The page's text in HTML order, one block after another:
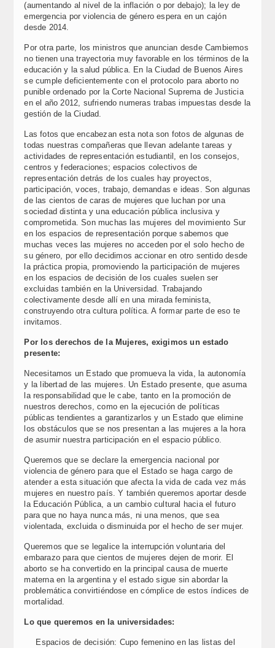
(aumentando al nivel de la inflación o por debajo); la ley de
emergencia por violencia de género espera en un cajón
desde 2014.
Por otra parte, los ministros que anuncian desde Cambiemos
no tienen una trayectoria muy favorable en los términos de la
educación y la salud pública. En la Ciudad de Buenos Aires
se cumple deficientemente con el protocolo para aborto no
punible ordenado por la Corte Nacional Suprema de Justicia
en el año 2012, sufriendo numeras trabas impuestas desde la
gestión de la Ciudad.
Las fotos que encabezan esta nota son fotos de algunas de
todas nuestras compañeras que llevan adelante tareas y
actividades de representación estudiantil, en los consejos,
centros y federaciones; espacios colectivos de
representación detrás de los cuales hay proyectos,
participación, voces, trabajo, demandas e ideas. Son algunas
de las cientos de caras de mujeres que luchan por una
sociedad distinta y una educación pública inclusiva y
comprometida. Son muchas las mujeres del movimiento Sur
en los espacios de representación porque sabemos que
muchas veces las mujeres no acceden por el solo hecho de
su género, por ello decidimos accionar en otro sentido desde
la práctica propia, promoviendo la participación de mujeres
en los espacios de decisión de los cuales suelen ser
excluidas también en la Universidad. Trabajando
colectivamente desde allí en una mirada feminista,
construyendo otra cultura política. A formar parte de eso te
invitamos.
Por los derechos de la Mujeres, exigimos un estado
presente:
Necesitamos un Estado que promueva la vida, la autonomía
y la libertad de las mujeres. Un Estado presente, que asuma
la responsabilidad que le cabe, tanto en la promoción de
nuestros derechos, como en la ejecución de políticas
públicas tendientes a garantizarlos y un Estado que elimine
los obstáculos que se nos presentan a las mujeres a la hora
de asumir nuestra participación en el espacio público.
Queremos que se declare la emergencia nacional por
violencia de género para que el Estado se haga cargo de
atender a esta situación que afecta la vida de cada vez más
mujeres en nuestro país. Y también queremos aportar desde
la Educación Pública, a un cambio cultural hacia el futuro
para que no haya nunca más, ni una menos, que sea
violentada, excluida o disminuida por el hecho de ser mujer.
Queremos que se legalice la interrupción voluntaria del
embarazo para que cientos de mujeres dejen de morir. El
aborto se ha convertido en la principal causa de muerte
materna en la argentina y el estado sigue sin abordar la
problemática convirtiéndose en cómplice de estos índices de
mortalidad.
Lo que queremos en la universidades:
Espacios de decisión: Cupo femenino en las listas del